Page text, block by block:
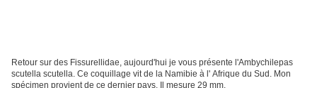
Retour sur des Fissurellidae, aujourd'hui je vous présente l'Ambychilepas
scutella scutella. Ce coquillage vit de la Namibie à l' Afrique du Sud. Mon
spécimen provient de ce dernier pays. Il mesure 29 mm.